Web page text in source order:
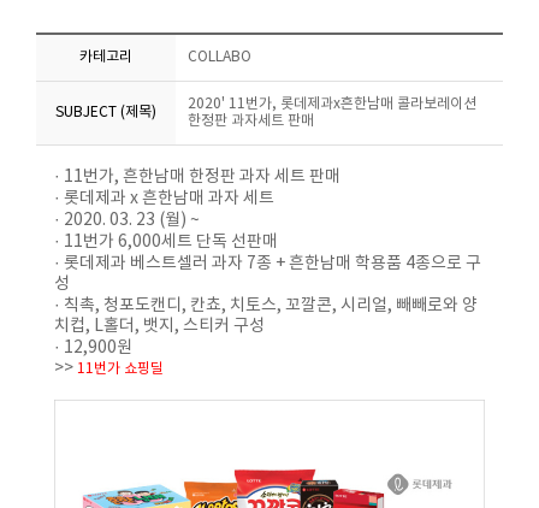
카테고리 COLLABO
SUBJECT (제목)
2020' 11번가, 롯데제과x흔한남매 콜라보레이션
한정판 과자세트 판매
· 11번가, 흔한남매 한정판 과자 세트 판매
· 롯데제과 x 흔한남매 과자 세트
· 2020. 03. 23 (월) ~
· 11번가 6,000세트 단독 선판매
· 롯데제과 베스트셀러 과자 7종 + 흔한남매 학용품 4종으로 구
성
· 칙촉, 청포도캔디, 칸쵸, 치토스, 꼬깔콘, 시리얼, 빼빼로와 양
치컵, L홀더, 뱃지, 스티커 구성
· 12,900원
>> 11번가 쇼핑딜